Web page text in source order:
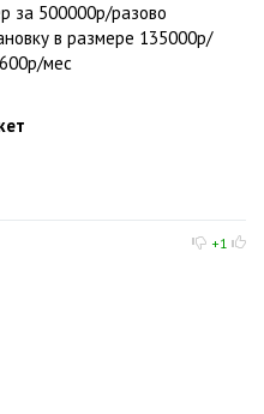
за 500000р/разово
в размере 135000р/
мес
+1